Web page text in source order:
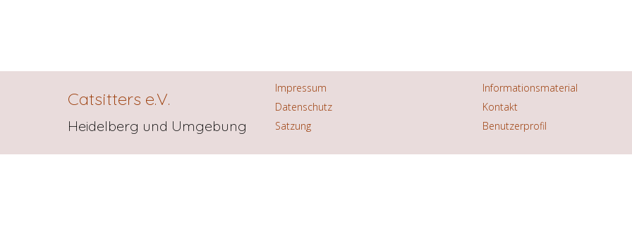
Catsitters e.V.
Heidelberg und Umgebung
Impressum
Datenschutz
Satzung
Informationsmaterial
Kontakt
Benutzerprofil